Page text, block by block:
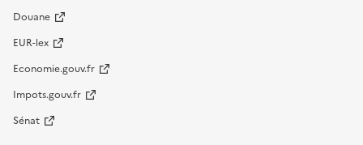
Douane
EUR-lex
Economie.gouv.fr
Impots.gouv.fr
Sénat